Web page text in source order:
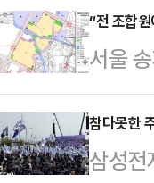
전서비
어지
두고
가 크
야 실
금 출
좌 가
는 특
“전 조합
서울
도를
픽선수
략환경
참다못한
삼성